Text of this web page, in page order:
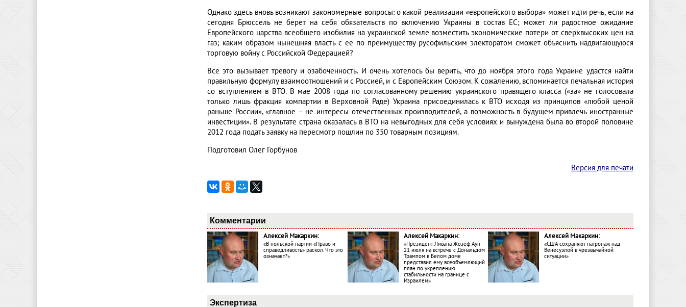
Однако здесь вновь возникают закономерные вопросы: о какой реализации «европейского выбора» может идти речь, если на
сегодня Брюссель не берет на себя обязательств по включению Украины в состав ЕС; может ли радостное ожидание
Европейского царства всеобщего изобилия на украинской земле возместить экономические потери от сверхвысоких цен на
газ; каким образом нынешняя власть с ее по преимуществу русофильским электоратом сможет объяснить надвигающуюся
торговую войну с Российской Федерацией?
Все это вызывает тревогу и озабоченность. И очень хотелось бы верить, что до ноября этого года Украине удастся найти
правильную формулу взаимоотношений и с Россией, и с Европейским Союзом. К сожалению, вспоминается печальная история
со вступлением в ВТО. В мае 2008 года по согласованному решению украинского правящего класса («за» не голосовала
только лишь фракция компартии в Верховной Раде) Украина присоединилась к ВТО исходя из принципов «любой ценой
раньше России», «главное – не интересы отечественных производителей, а возможность в будущем привлечь иностранные
инвестиции». В результате страна оказалась в ВТО на невыгодных для себя условиях и вынуждена была во второй половине
2012 года подать заявку на пересмотр пошлин по 350 товарным позициям.
Подготовил Олег Горбунов
Версия для печати
Комментарии
Алексей Макаркин:
«В польской партии «Право и
справедливость» раскол. Что это
означает?»
Алексей Макаркин:
«Президент Ливана Жозеф Аун
21 июля на встрече с Дональдом
Трампом в Белом доме
представил ему всеобъемлющий
план по укреплению
стабильности на границе с
Израилем»
Алексей Макаркин:
«США сохраняют патронаж над
Венесуэлой в чрезвычайной
ситуации»
Экспертиза